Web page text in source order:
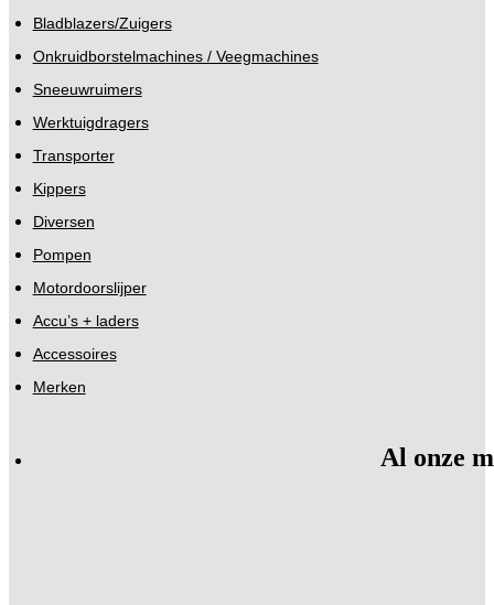
Bladblazers/Zuigers
Onkruidborstelmachines / Veegmachines
Sneeuwruimers
Werktuigdragers
Transporter
Kippers
Diversen
Pompen
Motordoorslijper
Accu’s + laders
Accessoires
Merken
Al onze